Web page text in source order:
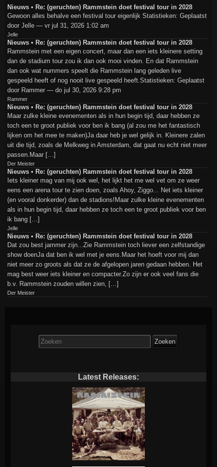
Nieuws • Re: (geruchten) Rammstein doet festival tour in 2028
Gewoon alles behalve een festival tour eigenlijk Statistieken: Geplaatst
door Jelle — vr jul 31, 2026 1:02 am
Jelle
Nieuws • Re: (geruchten) Rammstein doet festival tour in 2028
Rammstein met een eigen concert, maar dan een iets kleinere setting
dan de stadium tour zou ik dan ook mooi vinden. En dat Rammstein
dan ook wat nummers speelt die Rammstein lang geleden live
gespeeld heeft of nog nooit live gespeeld heeft.Statistieken: Geplaatst
door Rammer — do jul 30, 2026 9:28 pm
Rammer
Nieuws • Re: (geruchten) Rammstein doet festival tour in 2028
Maar zulke kleine evenementen als in hun begin tijd, daar hebben ze
toch een te groot publiek voor ben ik bang (al zou me het fantastisch
lijken om het mee te maken)Ja daar heb je wel gelijk in. Kleinere zalen
uit die tijd, zoals de Melkweg in Amsterdam, dat gaat nu echt niet meer
passen.Maar […]
Der Meister
Nieuws • Re: (geruchten) Rammstein doet festival tour in 2028
Iets kleiner mag van mij ook wel, het lijkt het me wel vet om ze weer
eens een arena tour te zien doen, zoals Ahoy, Ziggo... Net iets kleiner
(en vooral donkerder) dan de stadions!Maar zulke kleine evenementen
als in hun begin tijd, daar hebben ze toch een te groot publiek voor ben
ik bang […]
Jelle
Nieuws • Re: (geruchten) Rammstein doet festival tour in 2028
Dat zou best jammer zijn...Zie Rammstein toch liever een zelfstandige
show doenJa dat ben ik wel met je eens.Maar het hoeft voor mij dan
niet meer zo groots als dat ze de afgelopen jaren gedaan hebben. Het
mag best weer iets kleiner en compacter.Zo zijn er ook veel fans die
b.v. Rammstein zouden willen zien, […]
Der Meister
Zoek
naar:
Latest Releases: